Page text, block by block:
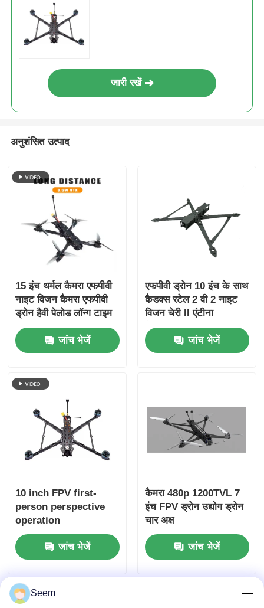
जारी रखें
अनुशंसित उत्पाद
15 इंच थर्मल कैमरा एफपीवी
नाइट विजन कैमरा एफपीवी
ड्रोन हैवी पेलोड लॉन्ग टाइम
फ्लाइट आरसी एफपीवी हॉबी
के लिए
जांच भेजें
एफपीवी ड्रोन 10 इंच के साथ
कैडक्स रटेल 2 वी 2 नाइट
विजन चेरी II एंटीना
हैप्पीमॉडल रिसीवर स्टैक-
स्पीडीबीवी3 जांच भेजें
10 inch FPV first-
person perspective
operation
जांच भेजें
कैमरा 480p 1200TVL 7
इंच FPV ड्रोन उद्योग ड्रोन
चार अक्ष
जांच भेजें
Seem